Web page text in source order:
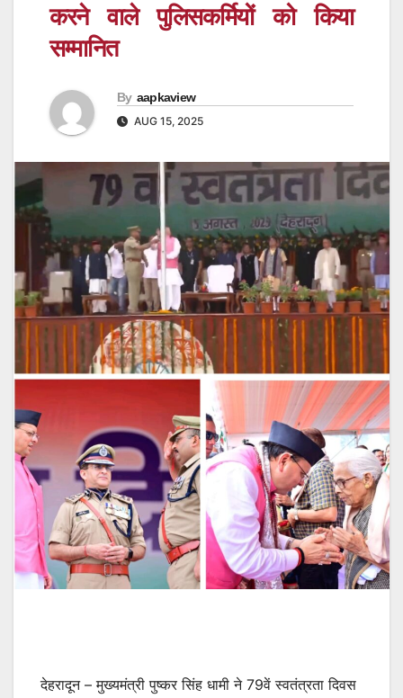
करने वाले पुलिसकर्मियों को किया
सम्मानित
By aapkaview
AUG 15, 2025
देहरादून – मुख्यमंत्री पुष्कर सिंह धामी ने 79वें स्वतंत्रता दिवस